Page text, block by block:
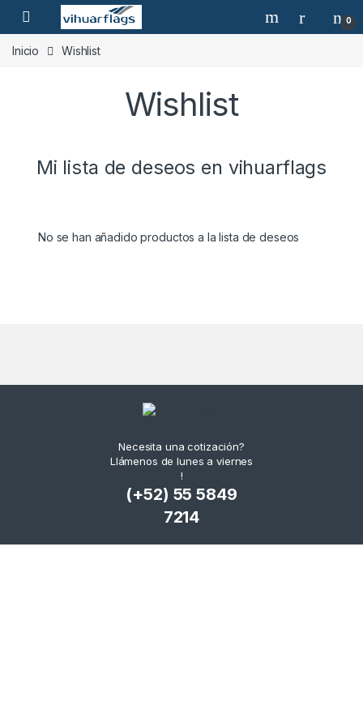
Skip to navigation
Skip to content
0
Inicio Wishlist
Wishlist
Mi lista de deseos en vihuarflags
No se han añadido productos a la lista de deseos
Necesita una cotización?
Llámenos de lunes a viernes
!
(+52) 55 5849
7214